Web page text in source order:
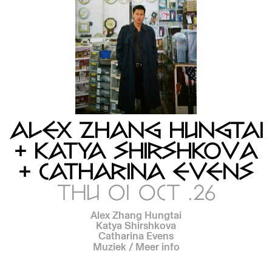
ALEX ZHANG HUNGTAI
+ KATYA SHIRSHKOVA
+ CATHARINA EVENS
THU 01 OCT .26
Alex Zhang Hungtai
Katya Shirshkova
Catharina Evens
Muziek /Meer info